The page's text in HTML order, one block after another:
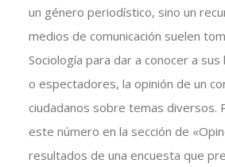
un género periodístico, sino un
medios de comunicación suelen
Sociología para dar a conocer a
o espectadores, la opinión de un
ciudadanos sobre temas diversos.
este número en la sección de
resultados de una encuesta que